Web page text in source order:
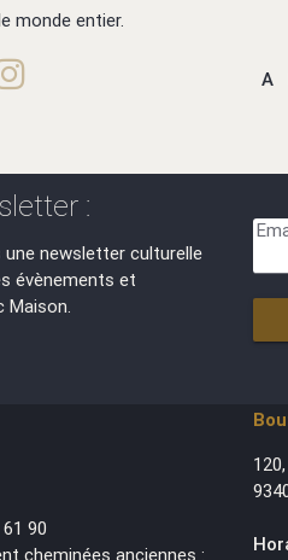
monde entier.
A
:
une newsletter culturelle
évènements et
Maison.
90
cheminées anciennes :